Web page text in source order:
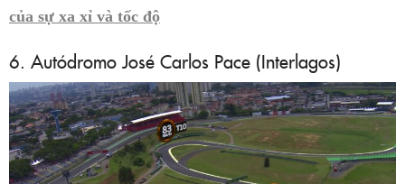
của sự xa xỉ và tốc độ
6. Autódromo José Carlos Pace (Interlagos)